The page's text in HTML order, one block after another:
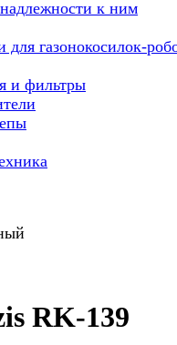
к ним
газонокосилок-
и фильтры
RK-139